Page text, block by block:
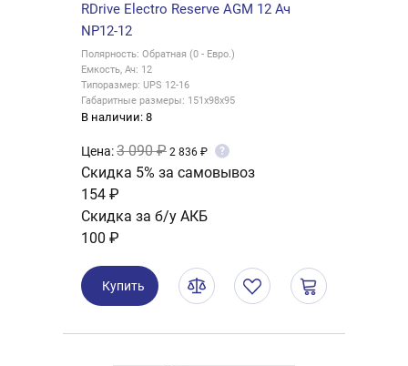
RDrive Electro Reserve AGM 12 Ач
NP12-12
Полярность: Обратная (0 - Евро.)
Емкость, Ач: 12
Типоразмер: UPS 12-16
Габаритные размеры: 151x98x95
В наличии: 8
Цена:3 090 ₽ 2 836 ₽ ?
Скидка 5% за самовывоз
154 ₽
Скидка за б/у АКБ
100 ₽
Купить